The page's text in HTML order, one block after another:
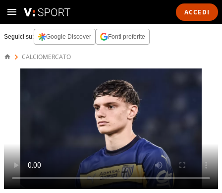
ACCEDI
Seguici su: Google Discover Fonti preferite
CALCIOMERCATO